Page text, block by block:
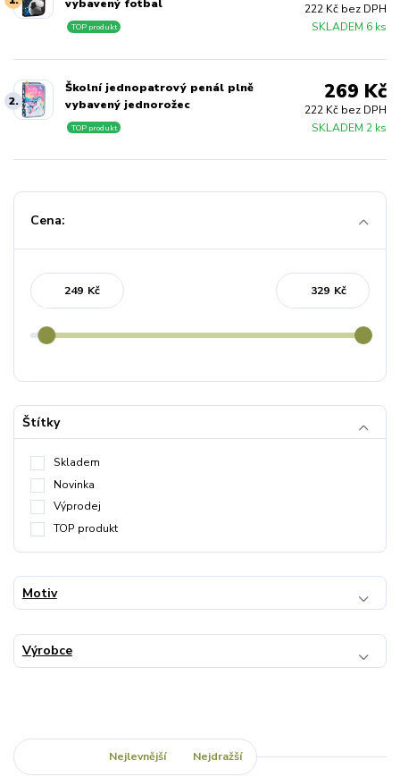
vybavený fotbal
SKLADEM 6 ks
TOP produkt
222 Kč bez DPH
2.
Školní jednopatrový penál plně
vybavený jednorožec
SKLADEM 2 ks
TOP produkt
269 Kč
222 Kč bez DPH
Cena:
Kč Kč
Štítky
Skladem
Novinka
Výprodej
TOP produkt
Motiv
Výrobce
Nejlevnější Nejdražší